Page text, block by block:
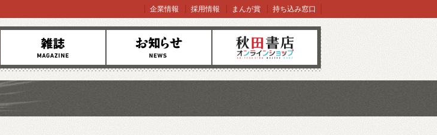
雑誌 お知らせ オンラインショップ
企業情報 採用情報 まんが賞 持ち込み窓口